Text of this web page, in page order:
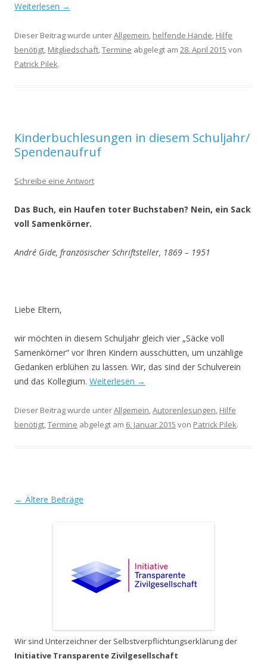
Weiterlesen →
Dieser Beitrag wurde unterAllgemein, helfende Hände, Hilfe
benötigt, Mitgliedschaft,Termine abgelegt am 28. April 2015 von
Patrick Pilek.
Kinderbuchlesungen in diesem Schuljahr/
Spendenaufruf
Schreibe eine Antwort
Das Buch, ein Haufen toter Buchstaben? Nein, ein Sack
voll Samenkörner.
André Gide, französischer Schriftsteller, 1869 – 1951
Liebe Eltern,
wir möchten in diesem Schuljahr gleich vier „Säcke voll
Samenkörner“ vor Ihren Kindern ausschütten, um unzählige
Gedanken erblühen zu lassen. Wir, das sind der Schulverein
und das Kollegium. Weiterlesen →
Dieser Beitrag wurde unterAllgemein,Autorenlesungen, Hilfe
benötigt,Termine abgelegt am 6. Januar 2015 von Patrick Pilek.
Beitrags-
← Ältere Beiträge
Wir sind Unterzeichner der Selbstverpflichtungserklärung der
Initiative Transparente Zivilgesellschaft